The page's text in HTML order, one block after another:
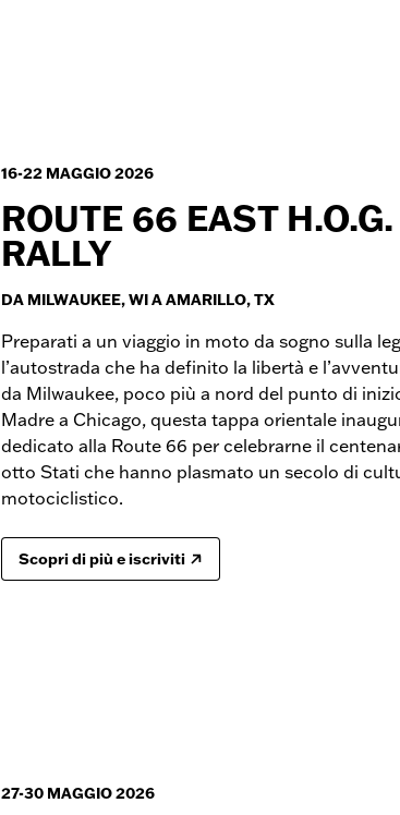
16-22 MAGGIO 2026
ROUTE 66 EAST
RALLY
DA MILWAUKEE, WI A AMARILLO, TX
Preparati a un viaggio in moto da sogno sulla
l’autostrada che ha definito la libertà e
da Milwaukee, poco più a nord del punto di
Madre a Chicago, questa tappa orientale
dedicato alla Route 66 per celebrarne il
otto Stati che hanno plasmato un secolo di
motociclistico.
Scopri di più e iscriviti
27-30 MAGGIO 2026